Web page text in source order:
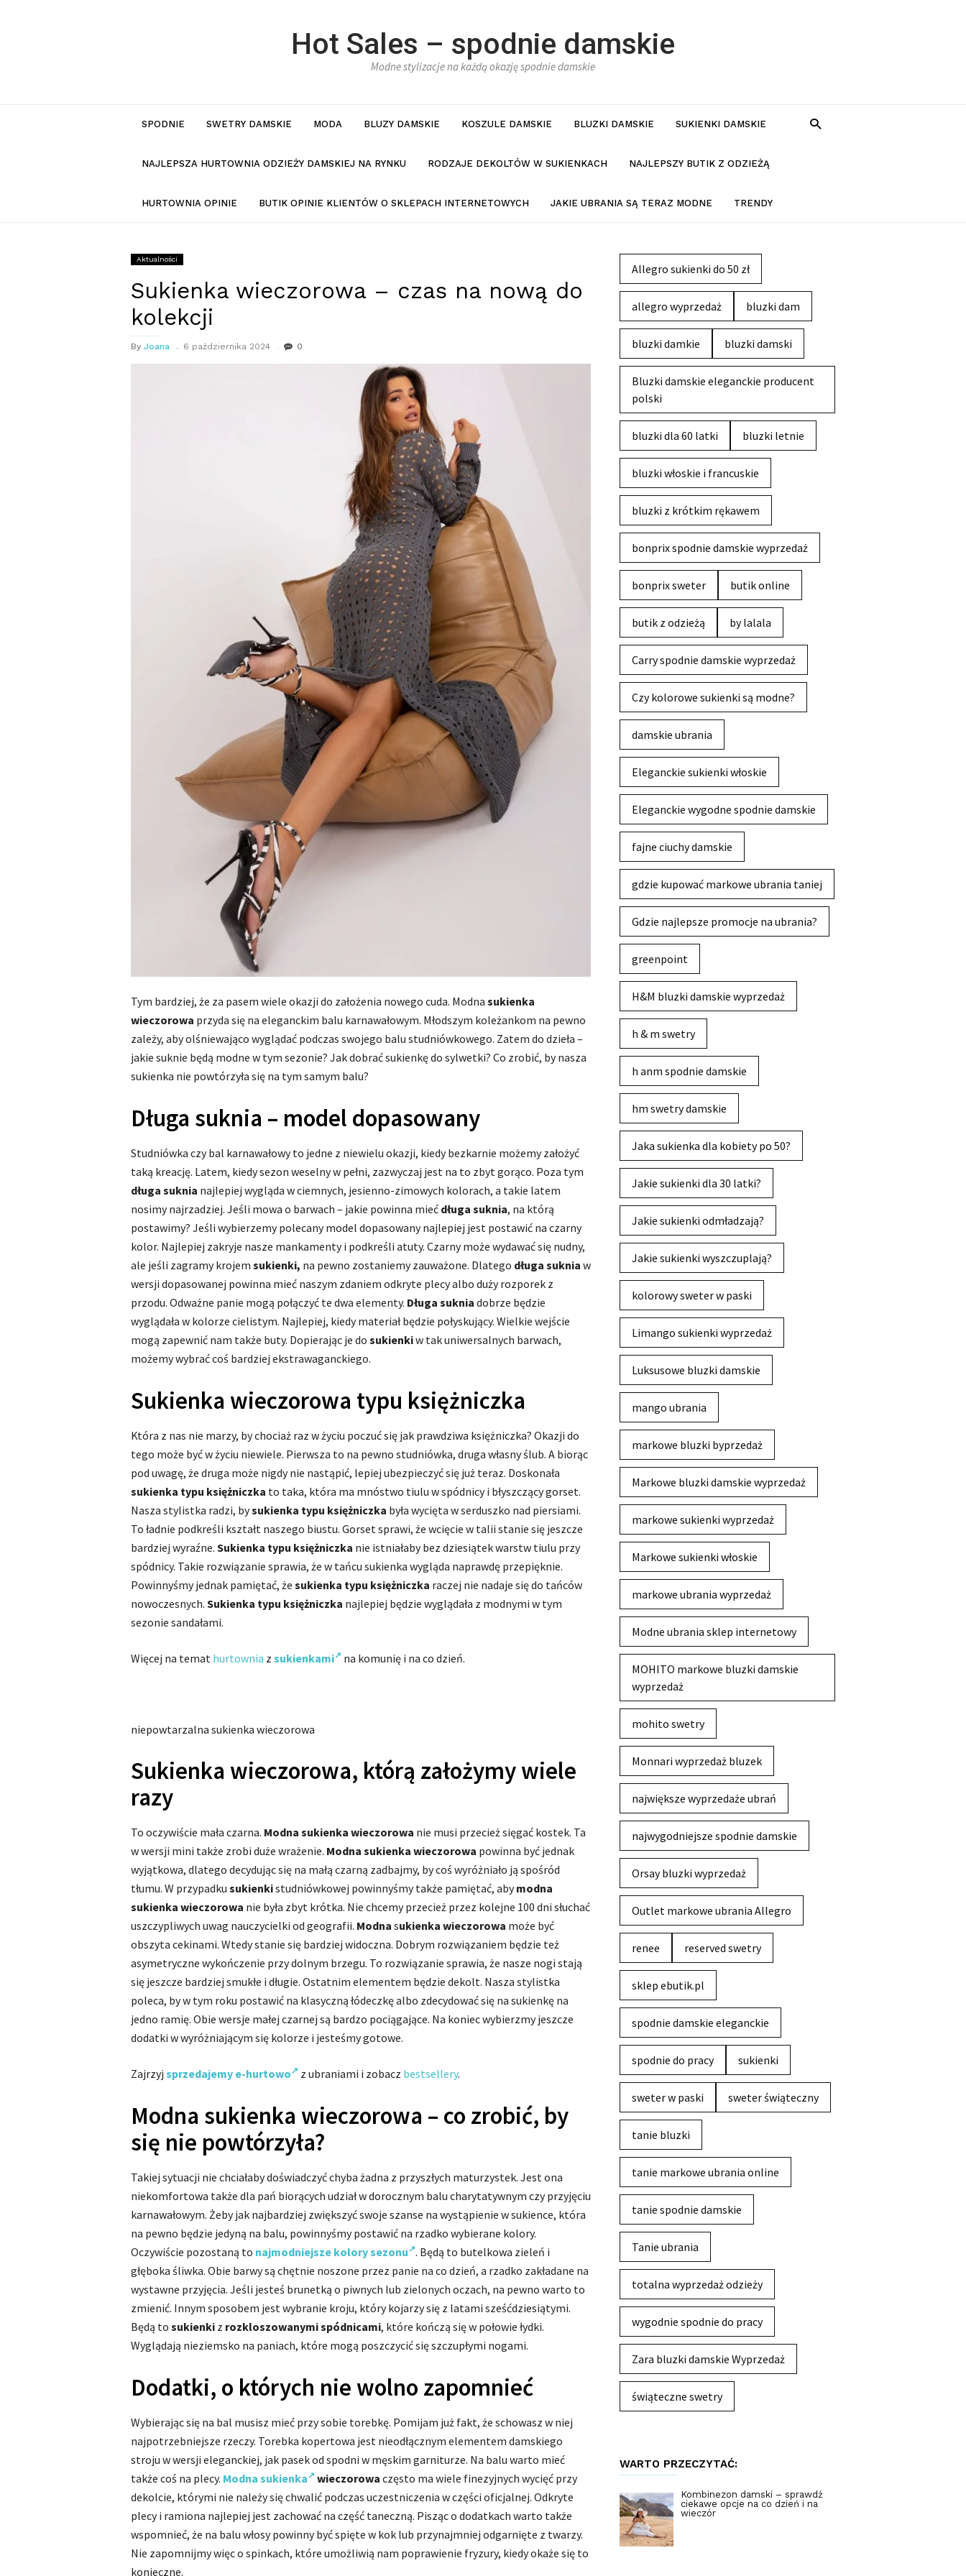
Hot Sales – spodnie damskie
Modne stylizacje na każdą okazję spodnie damskie
SPODNIE SWETRY DAMSKIE MODA BLUZY DAMSKIE KOSZULE DAMSKIE BLUZKI DAMSKIE SUKIENKI DAMSKIE
NAJLEPSZA HURTOWNIA ODZIEŻY DAMSKIEJ NA RYNKU RODZAJE DEKOLTÓW W SUKIENKACH NAJLEPSZY BUTIK Z ODZIEŻĄ
HURTOWNIA OPINIE BUTIK OPINIE KLIENTÓW O SKLEPACH INTERNETOWYCH JAKIE UBRANIA SĄ TERAZ MODNE TRENDY
Aktualności
Sukienka wieczorowa – czas na nową do
kolekcji
By Joana 6 października 2024 0
Tym bardziej, że za pasem wiele okazji do założenia nowego cuda. Modna sukienka
wieczorowa przyda się na eleganckim balu karnawałowym. Młodszym koleżankom na pewno
zależy, aby olśniewająco wyglądać podczas swojego balu studniówkowego. Zatem do dzieła –
jakie suknie będą modne w tym sezonie? Jak dobrać sukienkę do sylwetki? Co zrobić, by nasza
sukienka nie powtórzyła się na tym samym balu?
Długa suknia – model dopasowany
Studniówka czy bal karnawałowy to jedne z niewielu okazji, kiedy bezkarnie możemy założyć
taką kreację. Latem, kiedy sezon weselny w pełni, zazwyczaj jest na to zbyt gorąco. Poza tym
długa suknia najlepiej wygląda w ciemnych, jesienno-zimowych kolorach, a takie latem
nosimy najrzadziej. Jeśli mowa o barwach – jakie powinna mieć długa suknia, na którą
postawimy? Jeśli wybierzemy polecany model dopasowany najlepiej jest postawić na czarny
kolor. Najlepiej zakryje nasze mankamenty i podkreśli atuty. Czarny może wydawać się nudny,
ale jeśli zagramy krojem sukienki, na pewno zostaniemy zauważone. Dlatego długa suknia w
wersji dopasowanej powinna mieć naszym zdaniem odkryte plecy albo duży rozporek z
przodu. Odważne panie mogą połączyć te dwa elementy. Długa suknia dobrze będzie
wyglądała w kolorze cielistym. Najlepiej, kiedy materiał będzie połyskujący. Wielkie wejście
mogą zapewnić nam także buty. Dopierając je do sukienkiw tak uniwersalnych barwach,
możemy wybrać coś bardziej ekstrawaganckiego.
Sukienka wieczorowa typu księżniczka
Która z nas nie marzy, by chociaż raz w życiu poczuć się jak prawdziwa księżniczka? Okazji do
tego może być w życiu niewiele. Pierwsza to na pewno studniówka, druga własny ślub. A biorąc
pod uwagę, że druga może nigdy nie nastąpić, lepiej ubezpieczyć się już teraz. Doskonała
sukienka typu księżniczka to taka, która ma mnóstwo tiulu w spódnicy i błyszczący gorset.
Nasza stylistka radzi, bysukienka typu księżniczka była wycięta w serduszko nad piersiami.
To ładnie podkreśli kształt naszego biustu. Gorset sprawi, że wcięcie w talii stanie się jeszcze
bardziej wyraźne. Sukienka typu księżniczka nie istniałaby bez dziesiątek warstw tiulu przy
spódnicy. Takie rozwiązanie sprawia, że w tańcu sukienka wygląda naprawdę przepięknie.
Powinnyśmy jednak pamiętać, że sukienka typu księżniczka raczej nie nadaje się do tańców
nowoczesnych. Sukienka typu księżniczka najlepiej będzie wyglądała z modnymi w tym
sezonie sandałami.
Więcej na temat hurtownia z sukienkami na komunię i na co dzień.
niepowtarzalna sukienka wieczorowa
Sukienka wieczorowa, którą założymy wiele
razy
To oczywiście mała czarna. Modna sukienka wieczorowa nie musi przecież sięgać kostek. Ta
w wersji mini także zrobi duże wrażenie. Modna sukienka wieczorowa powinna być jednak
wyjątkowa, dlatego decydując się na małą czarną zadbajmy, by coś wyróżniało ją spośród
tłumu. W przypadku sukienkistudniówkowej powinnyśmy także pamiętać, abymodna
sukienka wieczorowa nie była zbyt krótka. Nie chcemy przecież przez kolejne 100 dni słuchać
uszczypliwych uwag nauczycielki od geografii. Modna sukienka wieczorowa może być
obszyta cekinami. Wtedy stanie się bardziej widoczna. Dobrym rozwiązaniem będzie też
asymetryczne wykończenie przy dolnym brzegu. To rozwiązanie sprawia, że nasze nogi stają
się jeszcze bardziej smukłe i długie. Ostatnim elementem będzie dekolt. Nasza stylistka
poleca, by w tym roku postawić na klasyczną łódeczkę albo zdecydować się na sukienkę na
jedno ramię. Obie wersje małej czarnej są bardzo pociągające. Na koniec wybierzmy jeszcze
dodatki w wyróżniającym się kolorze i jesteśmy gotowe.
Zajrzyj sprzedajemy e-hurtowo z ubraniami i zobacz bestsellery.
Modna sukienka wieczorowa – co zrobić, by
się nie powtórzyła?
Takiej sytuacji nie chciałaby doświadczyć chyba żadna z przyszłych maturzystek. Jest ona
niekomfortowa także dla pań biorących udział w dorocznym balu charytatywnym czy przyjęciu
karnawałowym. Żeby jak najbardziej zwiększyć swoje szanse na wystąpienie w sukience, która
na pewno będzie jedyną na balu, powinnyśmy postawić na rzadko wybierane kolory.
Oczywiście pozostaną to najmodniejsze kolory sezonu . Będą to butelkowa zieleń i
głęboka śliwka. Obie barwy są chętnie noszone przez panie na co dzień, a rzadko zakładane na
wystawne przyjęcia. Jeśli jesteś brunetką o piwnych lub zielonych oczach, na pewno warto to
zmienić. Innym sposobem jest wybranie kroju, który kojarzy się z latami sześćdziesiątymi.
Będą to sukienki z rozkloszowanymi spódnicami, które kończą się w połowie łydki.
Wyglądają nieziemsko na paniach, które mogą poszczycić się szczupłymi nogami.
Dodatki, o których nie wolno zapomnieć
Wybierając się na bal musisz mieć przy sobie torebkę. Pomijam już fakt, że schowasz w niej
najpotrzebniejsze rzeczy. Torebka kopertowa jest nieodłącznym elementem damskiego
stroju w wersji eleganckiej, jak pasek od spodni w męskim garniturze. Na balu warto mieć
także coś na plecy. Modna sukienka wieczorowa często ma wiele finezyjnych wycięć przy
dekolcie, którymi nie należy się chwalić podczas uczestniczenia w części oficjalnej. Odkryte
plecy i ramiona najlepiej jest zachować na część taneczną. Pisząc o dodatkach warto także
wspomnieć, że na balu włosy powinny być spięte w kok lub przynajmniej odgarnięte z twarzy.
Nie zapomnijmy więc o spinkach, które umożliwią nam poprawienie fryzury, kiedy okaże się to
konieczne.
Allegro sukienki do 50 zł
allegro wyprzedaż bluzki dam
bluzki damkie bluzki damski
Bluzki damskie eleganckie producent
polski
bluzki dla 60 latki bluzki letnie
bluzki włoskie i francuskie
bluzki z krótkim rękawem
bonprix spodnie damskie wyprzedaż
bonprix sweter butik online
butik z odzieżą by lalala
Carry spodnie damskie wyprzedaż
Czy kolorowe sukienki są modne?
damskie ubrania
Eleganckie sukienki włoskie
Eleganckie wygodne spodnie damskie
fajne ciuchy damskie
gdzie kupować markowe ubrania taniej
Gdzie najlepsze promocje na ubrania?
greenpoint
H&M bluzki damskie wyprzedaż
h & m swetry
h anm spodnie damskie
hm swetry damskie
Jaka sukienka dla kobiety po 50?
Jakie sukienki dla 30 latki?
Jakie sukienki odmładzają?
Jakie sukienki wyszczuplają?
kolorowy sweter w paski
Limango sukienki wyprzedaż
Luksusowe bluzki damskie
mango ubrania
markowe bluzki byprzedaż
Markowe bluzki damskie wyprzedaż
markowe sukienki wyprzedaż
Markowe sukienki włoskie
markowe ubrania wyprzedaż
Modne ubrania sklep internetowy
MOHITO markowe bluzki damskie
wyprzedaż
mohito swetry
Monnari wyprzedaż bluzek
największe wyprzedaże ubrań
najwygodniejsze spodnie damskie
Orsay bluzki wyprzedaż
Outlet markowe ubrania Allegro
renee reserved swetry
sklep ebutik.pl
spodnie damskie eleganckie
spodnie do pracy sukienki
sweter w paski sweter świąteczny
tanie bluzki
tanie markowe ubrania online
tanie spodnie damskie
Tanie ubrania
totalna wyprzedaż odzieży
wygodnie spodnie do pracy
Zara bluzki damskie Wyprzedaż
świąteczne swetry
WARTO PRZECZYTAĆ:
Kombinezon damski – sprawdź
ciekawe opcje na co dzień i na
wieczór